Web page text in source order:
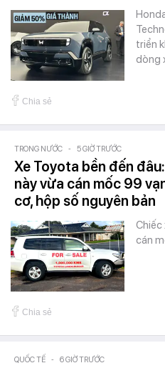
triển
dòng
Chia sẻ
TRONG NƯỚC - 5 GIỜ TRƯỚC
Xe Toyota bền đến
này vừa cán mốc 99
cơ, hộp số nguyên bản
Chiếc
cán
Chia sẻ
QUỐC TẾ - 6 GIỜ TRƯỚC